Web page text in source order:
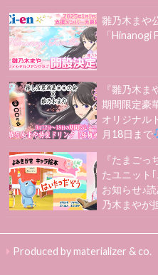
雛乃木まや
「Hinanogi
『雛乃木
期間限定豪
オリジナル
月18日まで
『たまご
たユニット
お知らせ♪
乃木まやが
Produced by materializer & co.